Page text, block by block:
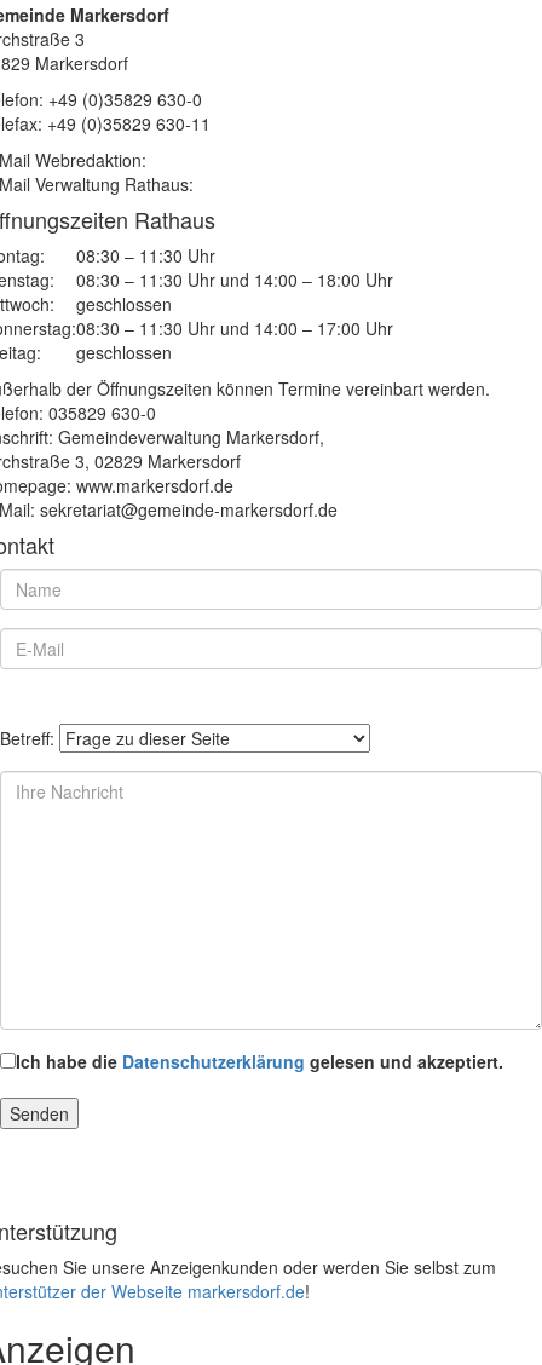
Markersdorf
3
Markersdorf
+49 (0)35829 630-0
+49 (0)35829 630-11
Webredaktion:
Verwaltung Rathaus:
Rathaus
08:30 – 11:30 Uhr
08:30 – 11:30 Uhr und 14:00 – 18:00 Uhr
geschlossen
08:30 – 11:30 Uhr und 14:00 – 17:00 Uhr
geschlossen
der Öffnungszeiten können Termine vereinbart werden.
035829 630-0
Gemeindeverwaltung Markersdorf,
3, 02829 Markersdorf
www.markersdorf.de
sekretariat@gemeinde-markersdorf.de
Betreff:
Ich habe die Datenschutzerklärung gelesen und akzeptiert.
Sie unsere Anzeigenkunden oder werden Sie selbst zum
der Webseite markersdorf.de!